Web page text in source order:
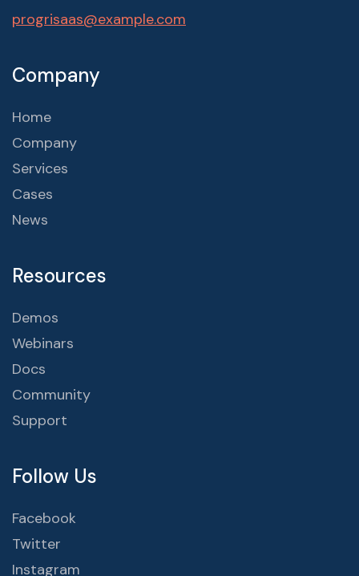
progrisaas@example.com
Company
Home
Company
Services
Cases
News
Resources
Demos
Webinars
Docs
Community
Support
Follow Us
Facebook
Twitter
Instagram